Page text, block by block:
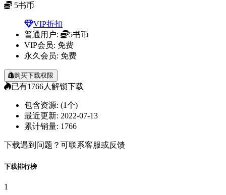
5书币
VIP折扣
普通用户:
5书币
VIP会员: 免费
永久会员: 免费
购买下载权限
已有1766人解锁下载
包含资源: (1个)
最近更新: 2022-07-13
累计销量: 1766
下载遇到问题？可联系客服或反馈
下载排行榜
1